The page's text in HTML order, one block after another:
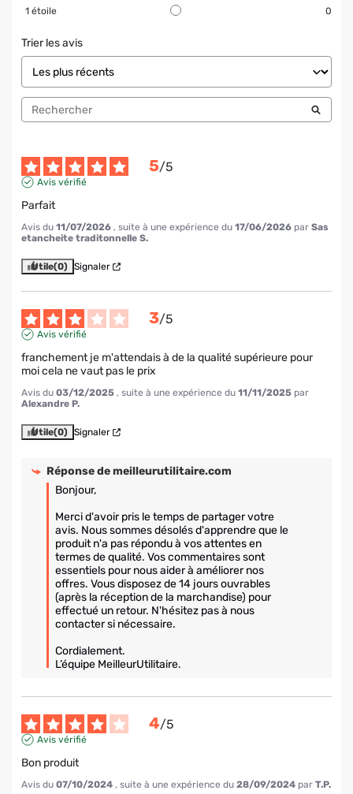
1 étoile 0
Trier les avis
5/5
Avis vérifié
Parfait
Avis du 11/07/2026 , suite à une expérience du 17/06/2026 par Sas
etancheite traditonnelle S.
Utile(0) Signaler
3/5
Avis vérifié
franchement je m'attendais à de la qualité supérieure pour
moi cela ne vaut pas le prix
Avis du 03/12/2025 , suite à une expérience du 11/11/2025 par
Alexandre P.
Utile(0) Signaler
Réponse demeilleurutilitaire.com
Bonjour,
Merci d'avoir pris le temps de partager votre
avis. Nous sommes désolés d'apprendre que le
produit n'a pas répondu à vos attentes en
termes de qualité. Vos commentaires sont
essentiels pour nous aider à améliorer nos
offres. Vous disposez de 14 jours ouvrables
(après la réception de la marchandise) pour
effectué un retour. N'hésitez pas à nous
contacter si nécessaire.
Cordialement.
L’équipe MeilleurUtilitaire.
4/5
Avis vérifié
Bon produit
Avis du 07/10/2024 , suite à une expérience du 28/09/2024 par T.P.